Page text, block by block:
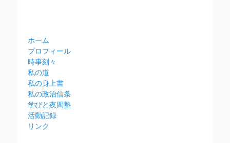
ホーム
プロフィール
時事刻々
私の道
私の身上書
私の政治信条
学びと夜間塾
活動記録
リンク